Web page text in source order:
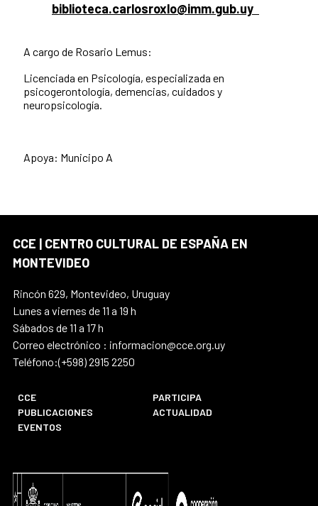
biblioteca.carlosroxlo@imm.gub.uy
A cargo de Rosario Lemus:
Licenciada en Psicología, especializada en
psicogerontología, demencias, cuidados y
neuropsicología.
Apoya: Municipo A
CCE | CENTRO CULTURAL DE ESPAÑA EN
MONTEVIDEO
Rincón 629, Montevideo, Uruguay
Lunes a viernes de 11 a 19 h
Sábados de 11 a 17 h
Correo electrónico : informacion@cce.org.uy
Teléfono:(+598) 2915 2250
CCE
PARTICIPA
PUBLICACIONES
ACTUALIDAD
EVENTOS